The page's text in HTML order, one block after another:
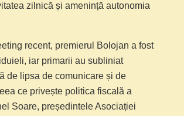
zilnică și amenință autonomia
recent, premierul Bolojan a fost
iar primarii au subliniat
de lipsa de comunicare și de
ce privește politica fiscală a
Soare, președintele Asociației